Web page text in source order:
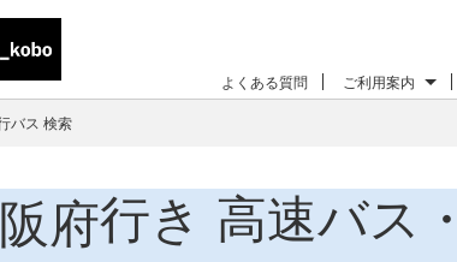
よくある質問 ご利用案内
バス 検索
府行き 高速バス